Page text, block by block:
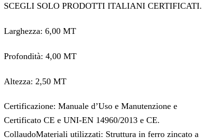
SCEGLI SOLO PRODOTTI ITALIANI CERTIFICATI.
Larghezza: 6,00 MT
Profondità: 4,00 MT
Altezza: 2,50 MT
Certificazione: Manuale d’Uso e Manutenzione e
Certificato CE e UNI-EN 14960/2013 e CE.
CollaudoMateriali utilizzati: Struttura in ferro zincato a